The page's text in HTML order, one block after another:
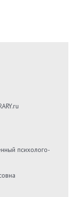
психолого-